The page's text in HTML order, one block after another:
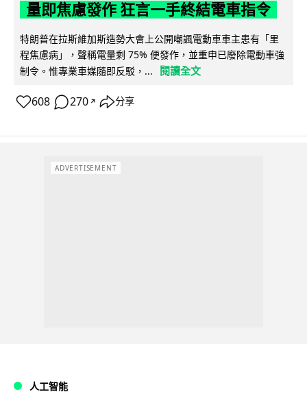
量即焦慮發作 狂言一手終結電車指令
特朗普在拉斯維加斯造勢大會上公開嘲諷電動車車主患有「里
程焦慮病」，聲稱電量剩 75% 便發作，並重申已廢除電動車強
制令。惟專業車媒隨即反駁，...
閱讀全文
608 270 ↗ 分享
ADVERTISEMENT
人工智能